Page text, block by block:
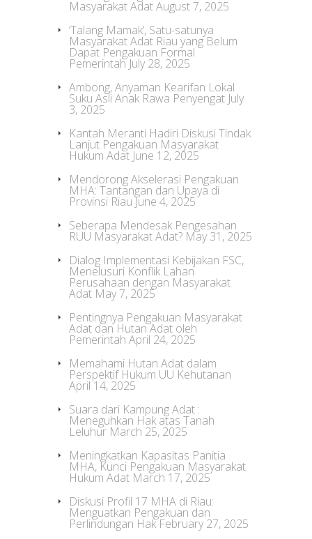
Masyarakat AdatAugust 7, 2025
‘Talang Mamak’, Satu-satunya
Masyarakat Adat Riau yang Belum
Dapat Pengakuan Formal
Pemerintah July 28, 2025
Ambong, Anyaman Kearifan Lokal
Suku Asli Anak Rawa Penyengat July
3, 2025
Kantah Meranti Hadiri Diskusi Tindak
Lanjut Pengakuan Masyarakat
Hukum Adat June 12, 2025
Mendorong Akselerasi Pengakuan
MHA: Tantangan dan Upaya di
Provinsi Riau June 4, 2025
Seberapa Mendesak Pengesahan
RUU Masyarakat Adat? May 31, 2025
Dialog Implementasi Kebijakan FSC,
Menelusuri Konflik Lahan
Perusahaan dengan Masyarakat
Adat May 7, 2025
Pentingnya Pengakuan Masyarakat
Adat dan Hutan Adat oleh
Pemerintah April 24, 2025
Memahami Hutan Adat dalam
Perspektif Hukum UU Kehutanan
April 14, 2025
Suara dari Kampung Adat :
Meneguhkan Hak atas Tanah
Leluhur March 25, 2025
Meningkatkan Kapasitas Panitia
MHA, Kunci Pengakuan Masyarakat
Hukum Adat March 17, 2025
Diskusi Profil 17 MHA di Riau:
Menguatkan Pengakuan dan
Perlindungan Hak February 27, 2025